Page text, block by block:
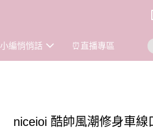
小編悄悄話 ⏰直播專區
niceioi 酷帥風潮修身車